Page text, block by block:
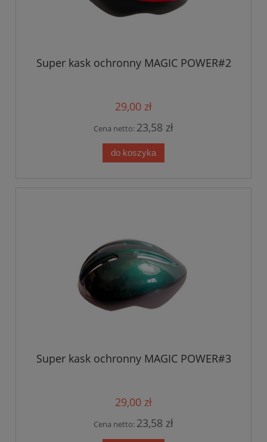
Super kask ochronny MAGIC POWER#2
29,00 zł
Cena netto: 23,58 zł
do koszyka
Super kask ochronny MAGIC POWER#3
29,00 zł
Cena netto: 23,58 zł